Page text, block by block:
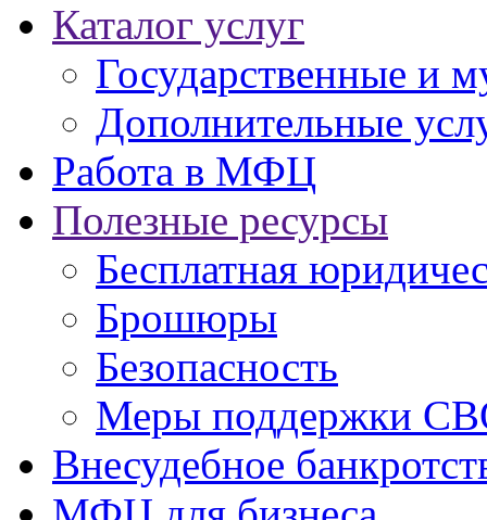
Каталог услуг
Государственные и
Дополнительные
Работа в МФЦ
Полезные ресурсы
Бесплатная
Брошюры
Безопасность
Меры поддержки
Внесудебное